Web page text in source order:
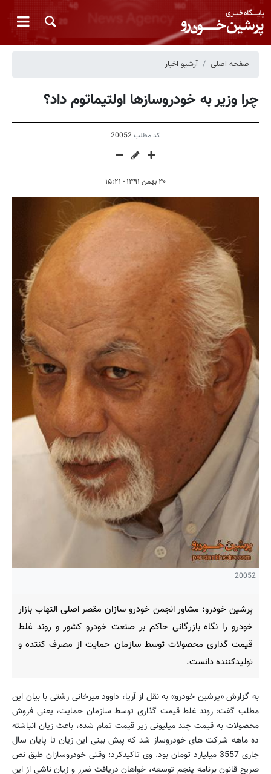
صفحه اصلی آرشیو اخبار
چرا وزیر به خودروسازها اولتیماتوم داد؟
کد مطلب20052
۳۰ بهمن ۱۳۹۱ - ۱۵:۲۱
20052
پرشین خودرو: مشاور انجمن خودرو سازان مقصر اصلی التهاب بازار
خودرو را نگاه بازرگانی حاکم بر صنعت خودرو کشور و روند غلط
قیمت گذاری محصولات توسط سازمان حمایت از مصرف کنتده و
تولیدکننده دانست.
به گزارش «پرشین خودرو» به نقل از آریا، داوود میرخانی رشتی با بیان این
مطلب گفت: روند غلط قیمت گذاری توسط سازمان حمایت، یعنی فروش
محصولات به قیمت چند میلیونی زیر قیمت تمام شده، باعث زیان انباشته
ده ماهه شرکت های خودروساز شد که پیش بینی این زیان تا پایان سال
جاری 3557 میلیارد تومان بود. وی تاکیدکرد: وقتی خودروسازان طبق نص
صریح قانون برنامه پنجم توسعه، خواهان دریافت ضرر و زیان ناشی از این